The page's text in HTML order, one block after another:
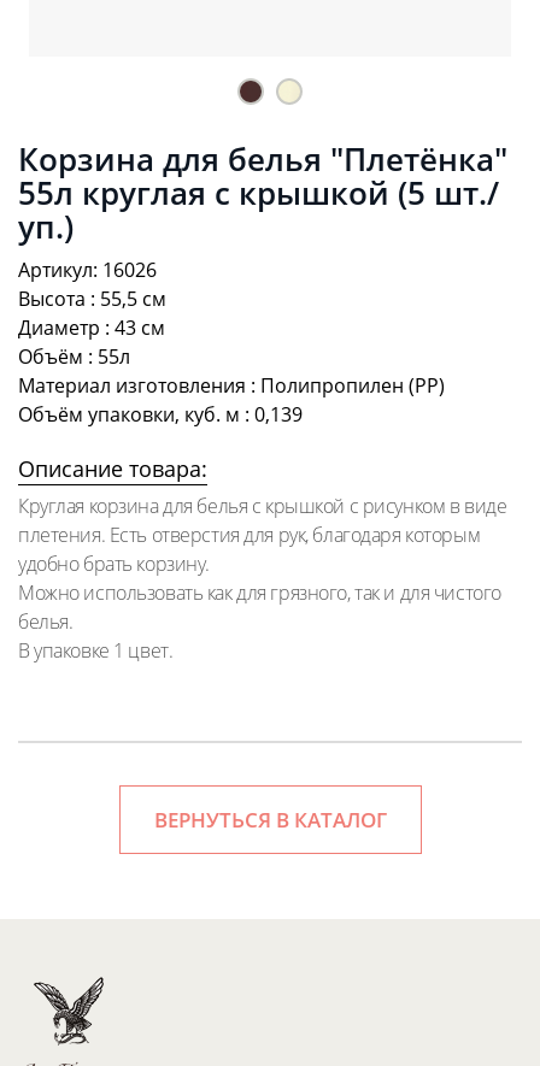
Корзина для белья "Плетёнка"
55л круглая с крышкой (5 шт./
уп.)
Артикул: 16026
Высота : 55,5 см
Диаметр : 43 см
Объём : 55л
Материал изготовления : Полипропилен (PP)
Объём упаковки, куб. м : 0,139
Описание товара:
Круглая корзина для белья с крышкой с рисунком в виде
плетения. Есть отверстия для рук, благодаря которым
удобно брать корзину.
Можно использовать как для грязного, так и для чистого
белья.
В упаковке 1 цвет.
ВЕРНУТЬСЯ В КАТАЛОГ